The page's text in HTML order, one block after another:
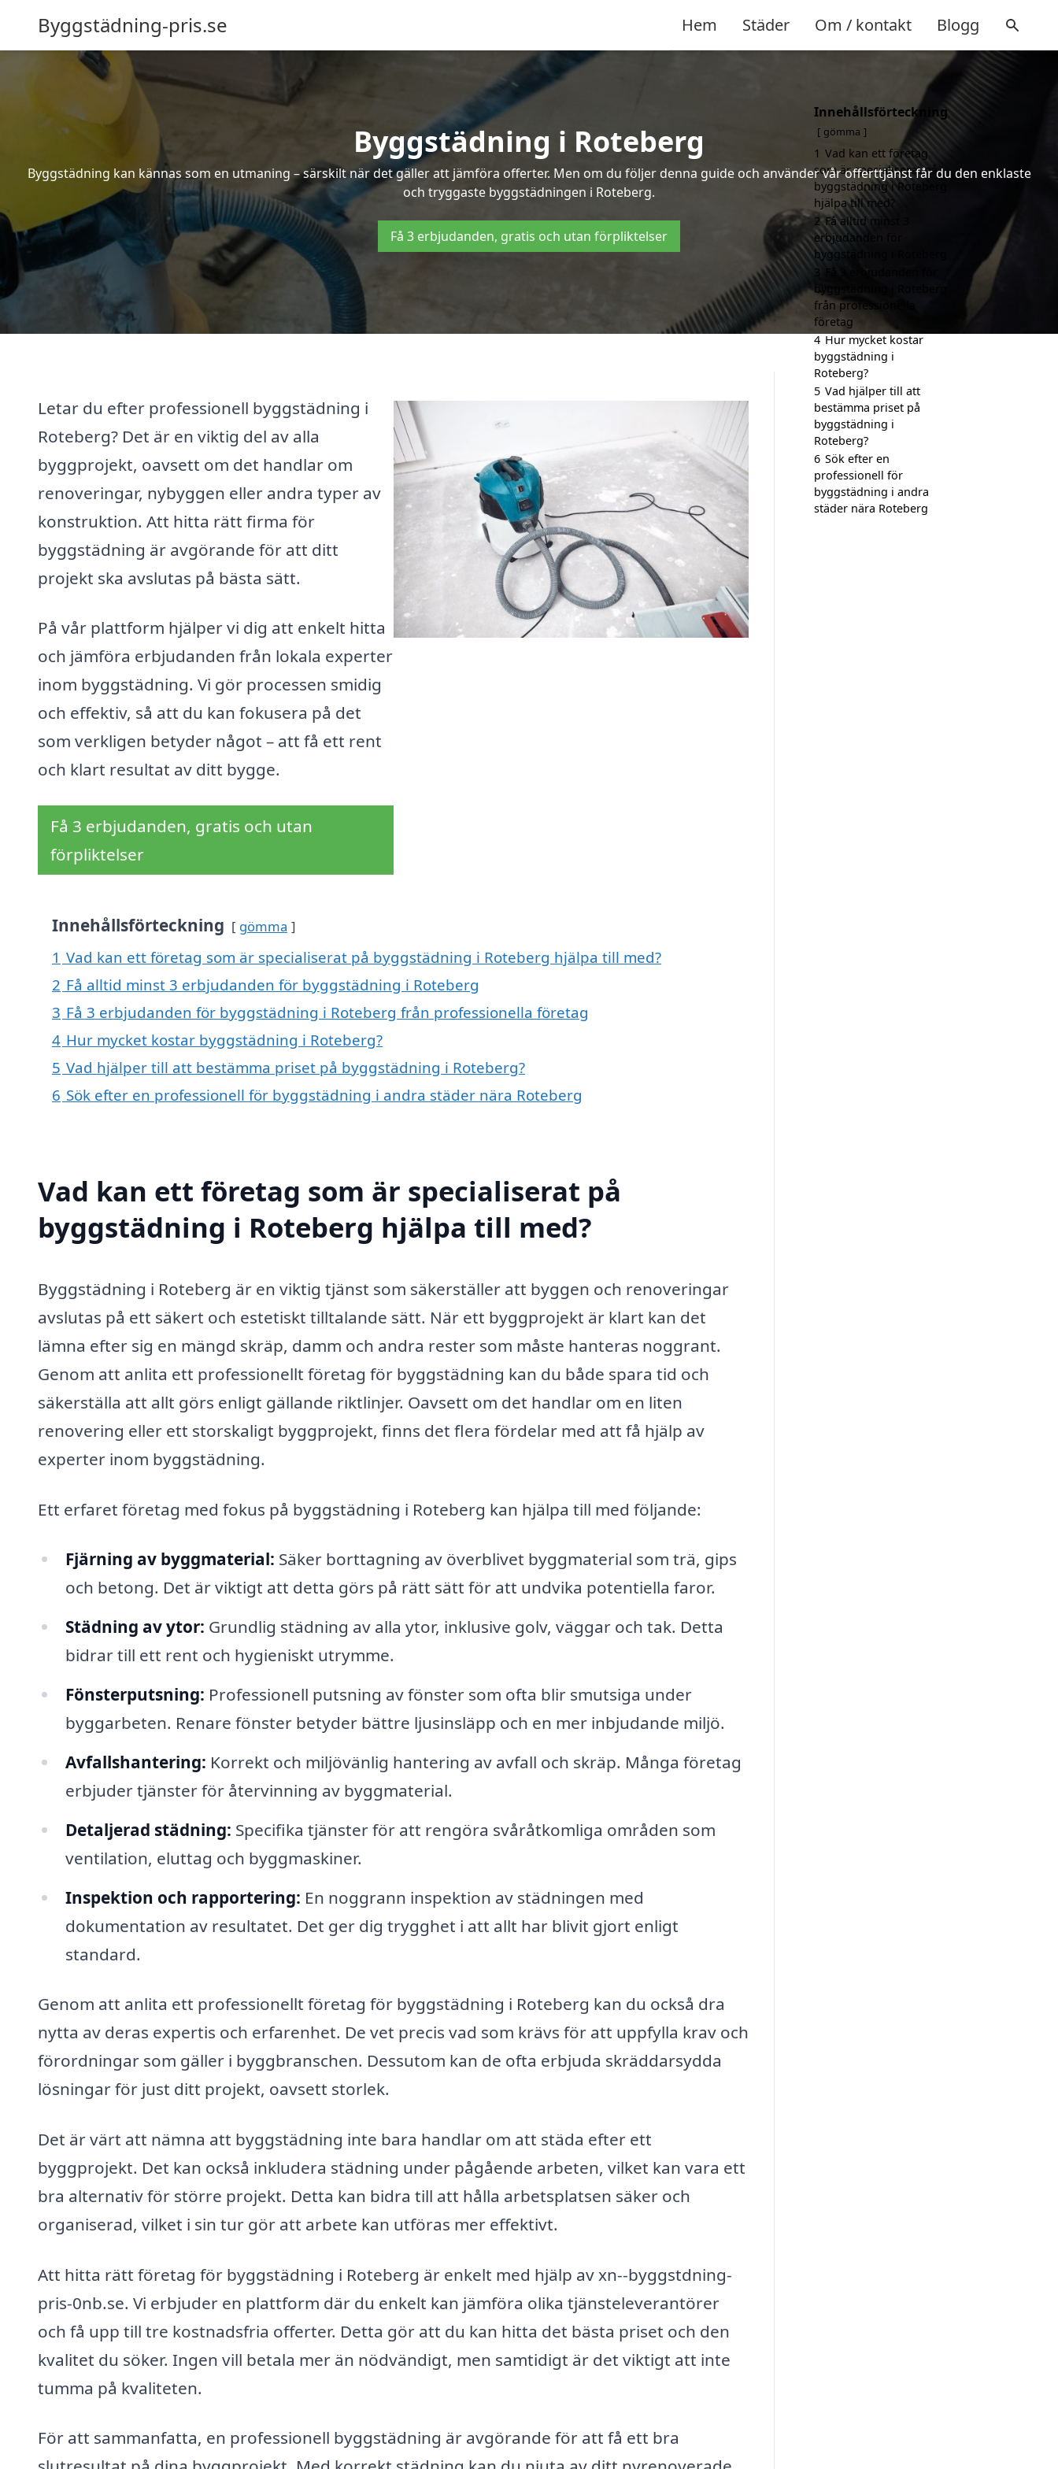
Byggstädning-pris.se Hem Städer Om / kontakt Blogg
Byggstädning i Roteberg
Byggstädning kan kännas som en utmaning – särskilt när det gäller att jämföra offerter. Men om du följer denna guide och använder vår offerttjänst får du den enklaste
och tryggaste byggstädningen i Roteberg.
Få 3 erbjudanden, gratis och utan förpliktelser
Letar du efter professionell byggstädning i
Roteberg? Det är en viktig del av alla
byggprojekt, oavsett om det handlar om
renoveringar, nybyggen eller andra typer av
konstruktion. Att hitta rätt firma för
byggstädning är avgörande för att ditt
projekt ska avslutas på bästa sätt.
På vår plattform hjälper vi dig att enkelt hitta
och jämföra erbjudanden från lokala experter
inom byggstädning. Vi gör processen smidig
och effektiv, så att du kan fokusera på det
som verkligen betyder något – att få ett rent
och klart resultat av ditt bygge.
Få 3 erbjudanden, gratis och utan
förpliktelser
Innehållsförteckning gömma
1 Vad kan ett företag som är specialiserat på byggstädning i Roteberg hjälpa till med?
2 Få alltid minst 3 erbjudanden för byggstädning i Roteberg
3 Få 3 erbjudanden för byggstädning i Roteberg från professionella företag
4 Hur mycket kostar byggstädning i Roteberg?
5 Vad hjälper till att bestämma priset på byggstädning i Roteberg?
6 Sök efter en professionell för byggstädning i andra städer nära Roteberg
Vad kan ett företag som är specialiserat på
byggstädning i Roteberg hjälpa till med?
Byggstädning i Roteberg är en viktig tjänst som säkerställer att byggen och renoveringar
avslutas på ett säkert och estetiskt tilltalande sätt. När ett byggprojekt är klart kan det
lämna efter sig en mängd skräp, damm och andra rester som måste hanteras noggrant.
Genom att anlita ett professionellt företag för byggstädning kan du både spara tid och
säkerställa att allt görs enligt gällande riktlinjer. Oavsett om det handlar om en liten
renovering eller ett storskaligt byggprojekt, finns det flera fördelar med att få hjälp av
experter inom byggstädning.
Ett erfaret företag med fokus på byggstädning i Roteberg kan hjälpa till med följande:
Fjärning av byggmaterial: Säker borttagning av överblivet byggmaterial som trä, gips
och betong. Det är viktigt att detta görs på rätt sätt för att undvika potentiella faror.
Städning av ytor: Grundlig städning av alla ytor, inklusive golv, väggar och tak. Detta
bidrar till ett rent och hygieniskt utrymme.
Fönsterputsning: Professionell putsning av fönster som ofta blir smutsiga under
byggarbeten. Renare fönster betyder bättre ljusinsläpp och en mer inbjudande miljö.
Avfallshantering: Korrekt och miljövänlig hantering av avfall och skräp. Många företag
erbjuder tjänster för återvinning av byggmaterial.
Detaljerad städning: Specifika tjänster för att rengöra svåråtkomliga områden som
ventilation, eluttag och byggmaskiner.
Inspektion och rapportering: En noggrann inspektion av städningen med
dokumentation av resultatet. Det ger dig trygghet i att allt har blivit gjort enligt
standard.
Genom att anlita ett professionellt företag för byggstädning i Roteberg kan du också dra
nytta av deras expertis och erfarenhet. De vet precis vad som krävs för att uppfylla krav och
förordningar som gäller i byggbranschen. Dessutom kan de ofta erbjuda skräddarsydda
lösningar för just ditt projekt, oavsett storlek.
Det är värt att nämna att byggstädning inte bara handlar om att städa efter ett
byggprojekt. Det kan också inkludera städning under pågående arbeten, vilket kan vara ett
bra alternativ för större projekt. Detta kan bidra till att hålla arbetsplatsen säker och
organiserad, vilket i sin tur gör att arbete kan utföras mer effektivt.
Att hitta rätt företag för byggstädning i Roteberg är enkelt med hjälp av xn--byggstdning-
pris-0nb.se. Vi erbjuder en plattform där du enkelt kan jämföra olika tjänsteleverantörer
och få upp till tre kostnadsfria offerter. Detta gör att du kan hitta det bästa priset och den
kvalitet du söker. Ingen vill betala mer än nödvändigt, men samtidigt är det viktigt att inte
tumma på kvaliteten.
För att sammanfatta, en professionell byggstädning är avgörande för att få ett bra
Innehållsförteckning
gömma
1 Vad kan ett företag
som är specialiserat på
byggstädning i Roteberg
hjälpa till med?
2 Få alltid minst 3
erbjudanden för
byggstädning i Roteberg
3
Få 3 erbjudanden för
byggstädning i Roteberg
från professionella
företag
4 Hur mycket kostar
byggstädning i
Roteberg?
5 Vad hjälper till att
bestämma priset på
byggstädning i
Roteberg?
6 Sök efter en
professionell för
byggstädning i andra
städer nära Roteberg